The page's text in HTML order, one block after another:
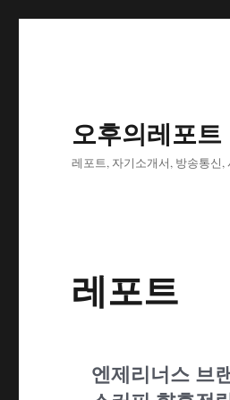
오후의레포트
레포트, 자기소개서, 방송통신,
레포트
엔제리너스 브